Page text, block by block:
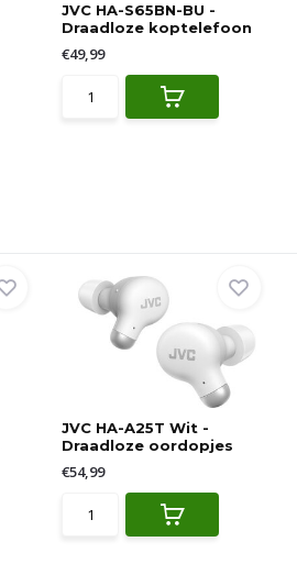
JVC HA-S65BN-BU -
Draadloze koptelefoon
€49,99
JVC HA-A25T Wit -
Draadloze oordopjes
€54,99